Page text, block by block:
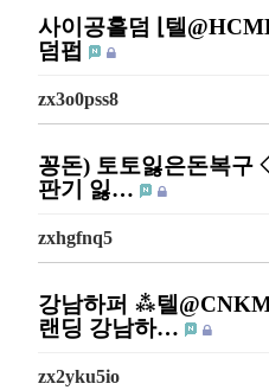
사이공홀덤 ⌊텔
덤펍
zx3o0pss8
꽁돈) 토토잃은돈복
판기 잃…
zxhgfnq5
강남하퍼 ⁂텔
랜딩 강남하…
zx2yku5io